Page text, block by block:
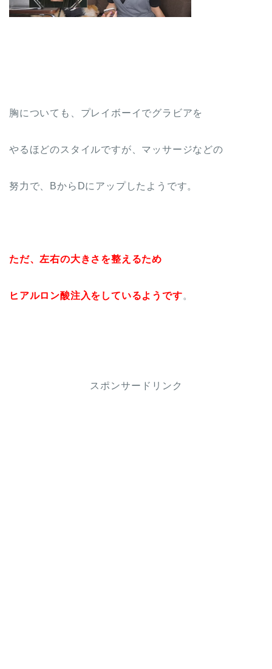
胸についても、プレイボーイでグラビアを
やるほどのスタイルですが、マッサージなどの
努力で、BからDにアップしたようです。
ただ、左右の大きさを整えるため
ヒアルロン酸注入をしているようです。
スポンサードリンク